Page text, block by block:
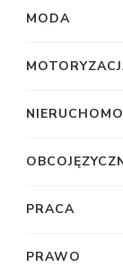
MODA
PRACA
PRAWO